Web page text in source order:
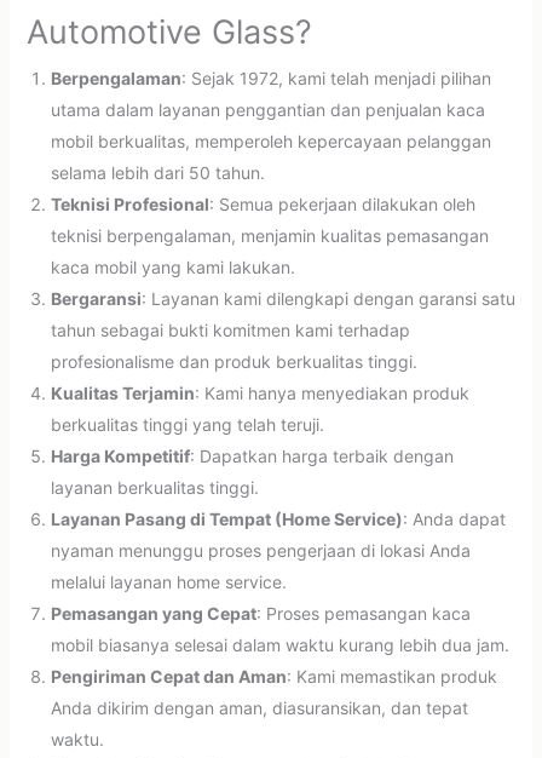
Automotive Glass?
Berpengalaman: Sejak 1972, kami telah menjadi pilihan
utama dalam layanan penggantian dan penjualan kaca
mobil berkualitas, memperoleh kepercayaan pelanggan
selama lebih dari 50 tahun.
Teknisi Profesional: Semua pekerjaan dilakukan oleh
teknisi berpengalaman, menjamin kualitas pemasangan
kaca mobil yang kami lakukan.
Bergaransi: Layanan kami dilengkapi dengan garansi satu
tahun sebagai bukti komitmen kami terhadap
profesionalisme dan produk berkualitas tinggi.
Kualitas Terjamin: Kami hanya menyediakan produk
berkualitas tinggi yang telah teruji.
Harga Kompetitif: Dapatkan harga terbaik dengan
layanan berkualitas tinggi.
Layanan Pasang di Tempat (Home Service): Anda dapat
nyaman menunggu proses pengerjaan di lokasi Anda
melalui layanan home service.
Pemasangan yang Cepat: Proses pemasangan kaca
mobil biasanya selesai dalam waktu kurang lebih dua jam.
Pengiriman Cepat dan Aman: Kami memastikan produk
Anda dikirim dengan aman, diasuransikan, dan tepat
waktu.